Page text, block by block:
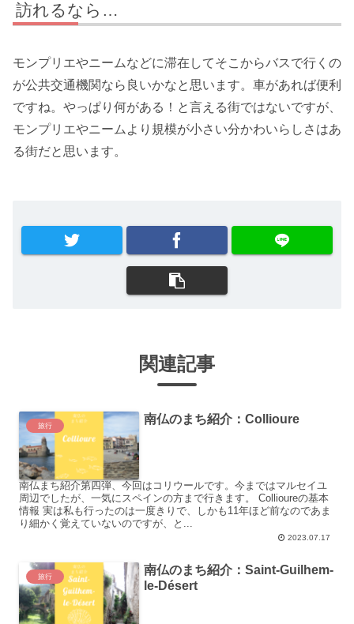
訪れるなら…
モンプリエやニームなどに滞在してそこからバスで行くの
が公共交通機関なら良いかなと思います。車があれば便利
ですね。やっぱり何がある！と言える街ではないですが、
モンプリエやニームより規模が小さい分かわいらしさはあ
る街だと思います。
関連記事
旅行 南仏のまち紹介：Collioure
南仏まち紹介第四弾、今回はコリウールです。今まではマルセイユ
周辺でしたが、一気にスペインの方まで行きます。 Collioureの基本
情報 実は私も行ったのは一度きりで、しかも11年ほど前なのであま
り細かく覚えていないのですが、と...
2023.07.17
旅行
南仏のまち紹介：Saint-Guilhem-
le-Désert